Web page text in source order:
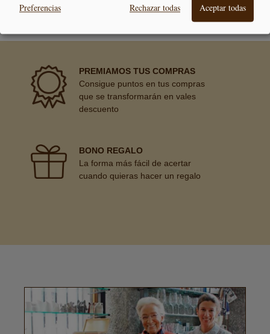
PREMIAMOS TUS COMPRAS
Consigue puntos en tus compras
que se transformarán en vales
descuento
BONO REGALO
La forma más fácil de acertar
cuando quieras hacer un regalo
Preferencias Rechazar todas Aceptar todas